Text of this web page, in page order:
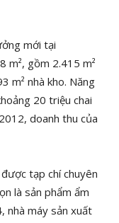
mới tại
m², gồm 2.415 m²
m² nhà kho. Năng
20 triệu chai
doanh thu của
tạp chí chuyên
là sản phẩm ẩm
nhà máy sản xuất